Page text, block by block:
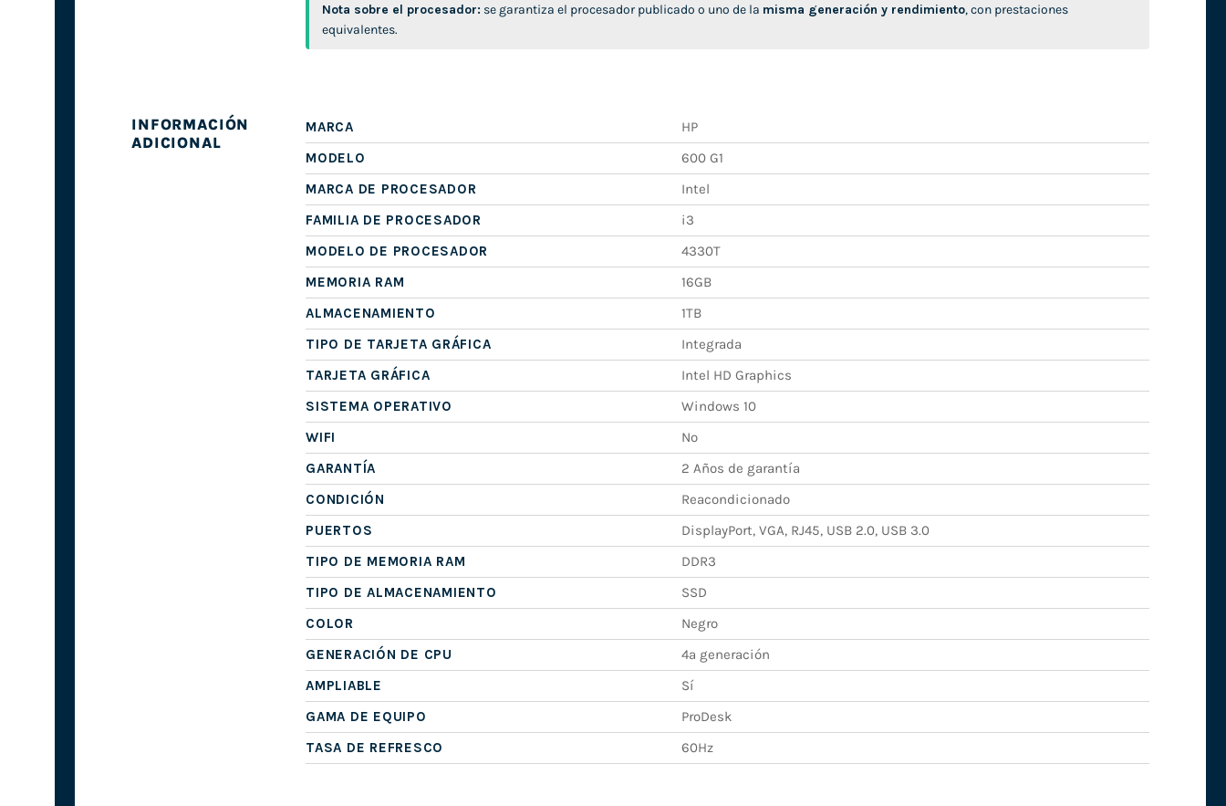
Nota sobre el procesador: se garantiza el procesador publicado o uno de la misma generación y rendimiento, con prestaciones
equivalentes.
INFORMACIÓN
ADICIONAL
MARCA
HP
MODELO
600 G1
MARCA DE PROCESADOR
Intel
FAMILIA DE PROCESADOR
i3
MODELO DE PROCESADOR
4330T
MEMORIA RAM
16GB
ALMACENAMIENTO
1TB
TIPO DE TARJETA GRÁFICA
Integrada
TARJETA GRÁFICA
Intel HD Graphics
SISTEMA OPERATIVO
Windows 10
WIFI
No
GARANTÍA
2 Años de garantía
CONDICIÓN
Reacondicionado
PUERTOS
DisplayPort, VGA, RJ45, USB 2.0, USB 3.0
TIPO DE MEMORIA RAM
DDR3
TIPO DE ALMACENAMIENTO
SSD
COLOR
Negro
GENERACIÓN DE CPU
4ª generación
AMPLIABLE
Sí
GAMA DE EQUIPO
ProDesk
TASA DE REFRESCO
60Hz